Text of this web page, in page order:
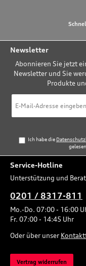
Newsletter
Abonnieren Sie jetzt
Newsletter und Sie
Produkte
Mail-
Adresse
Ich habe die
Service-Hotline
Unterstützung und
0201 / 8317-811
Mo.-Do. 07:00 - 16:00
Fr. 07:00 - 14:45 Uhr
Oder über unser
Vertrag widerrufen